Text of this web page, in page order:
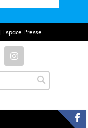
Espace Presse